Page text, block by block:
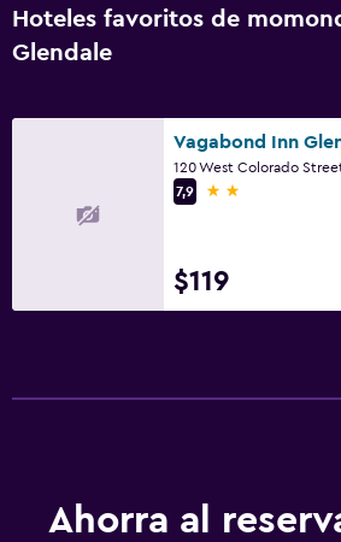
Hoteles favoritos de
Glendale
Vagabond Inn
7,9
2 estrellas
$119
Ahorra al